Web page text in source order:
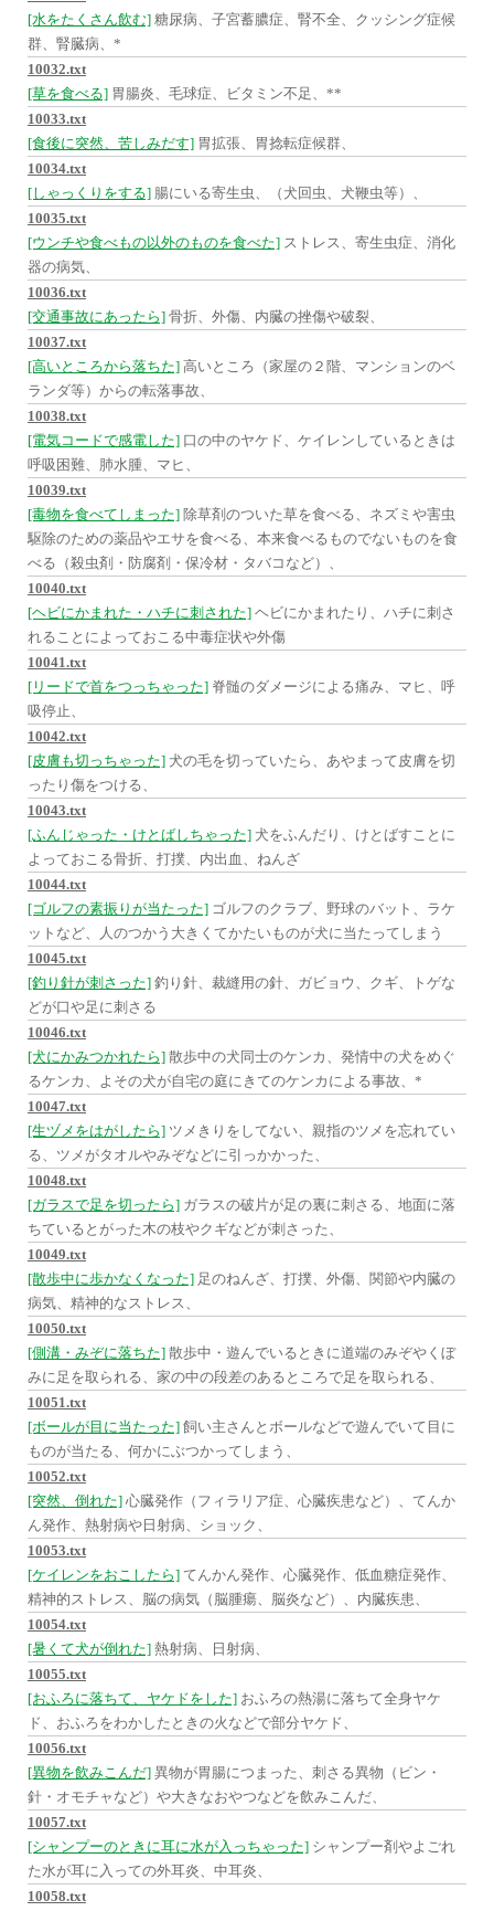
[水をたくさん飲む] 糖尿病、子宮蓄膿症、腎不全、クッシング症候
群、腎臓病、*
10032.txt
[草を食べる] 胃腸炎、毛球症、ビタミン不足、**
10033.txt
[食後に突然、苦しみだす] 胃拡張、胃捻転症候群、
10034.txt
[しゃっくりをする] 腸にいる寄生虫、（犬回虫、犬鞭虫等）、
10035.txt
[ウンチや食べもの以外のものを食べた] ストレス、寄生虫症、消化
器の病気、
10036.txt
[交通事故にあったら] 骨折、外傷、内臓の挫傷や破裂、
10037.txt
[高いところから落ちた] 高いところ（家屋の２階、マンションのベ
ランダ等）からの転落事故、
10038.txt
[電気コードで感電した] 口の中のヤケド、ケイレンしているときは
呼吸困難、肺水腫、マヒ、
10039.txt
[毒物を食べてしまった] 除草剤のついた草を食べる、ネズミや害虫
駆除のための薬品やエサを食べる、本来食べるものでないものを食
べる（殺虫剤・防腐剤・保冷材・タバコなど）、
10040.txt
[ヘビにかまれた・ハチに刺された] ヘビにかまれたり、ハチに刺さ
れることによっておこる中毒症状や外傷
10041.txt
[リードで首をつっちゃった] 脊髄のダメージによる痛み、マヒ、呼
吸停止、
10042.txt
[皮膚も切っちゃった] 犬の毛を切っていたら、あやまって皮膚を切
ったり傷をつける、
10043.txt
[ふんじゃった・けとばしちゃった] 犬をふんだり、けとばすことに
よっておこる骨折、打撲、内出血、ねんざ
10044.txt
[ゴルフの素振りが当たった] ゴルフのクラブ、野球のバット、ラケ
ットなど、人のつかう大きくてかたいものが犬に当たってしまう
10045.txt
[釣り針が刺さった] 釣り針、裁縫用の針、ガビョウ、クギ、トゲな
どが口や足に刺さる
10046.txt
[犬にかみつかれたら] 散歩中の犬同士のケンカ、発情中の犬をめぐ
るケンカ、よその犬が自宅の庭にきてのケンカによる事故、*
10047.txt
[生ヅメをはがしたら] ツメきりをしてない、親指のツメを忘れてい
る、ツメがタオルやみぞなどに引っかかった、
10048.txt
[ガラスで足を切ったら] ガラスの破片が足の裏に刺さる、地面に落
ちているとがった木の枝やクギなどが刺さった、
10049.txt
[散歩中に歩かなくなった] 足のねんざ、打撲、外傷、関節や内臓の
病気、精神的なストレス、
10050.txt
[側溝・みぞに落ちた] 散歩中・遊んでいるときに道端のみぞやくぼ
みに足を取られる、家の中の段差のあるところで足を取られる、
10051.txt
[ボールが目に当たった] 飼い主さんとボールなどで遊んでいて目に
ものが当たる、何かにぶつかってしまう、
10052.txt
[突然、倒れた] 心臓発作（フィラリア症、心臓疾患など）、てんか
ん発作、熱射病や日射病、ショック、
10053.txt
[ケイレンをおこしたら] てんかん発作、心臓発作、低血糖症発作、
精神的ストレス、脳の病気（脳腫瘍、脳炎など）、内臓疾患、
10054.txt
[暑くて犬が倒れた] 熱射病、日射病、
10055.txt
[おふろに落ちて、ヤケドをした] おふろの熱湯に落ちて全身ヤケ
ド、おふろをわかしたときの火などで部分ヤケド、
10056.txt
[異物を飲みこんだ] 異物が胃腸につまった、刺さる異物（ビン・
針・オモチャなど）や大きなおやつなどを飲みこんだ、
10057.txt
[シャンプーのときに耳に水が入っちゃった] シャンプー剤やよごれ
た水が耳に入っての外耳炎、中耳炎、
10058.txt